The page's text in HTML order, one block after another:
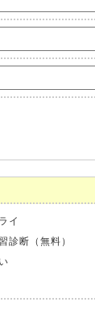
イ
診断（無料）